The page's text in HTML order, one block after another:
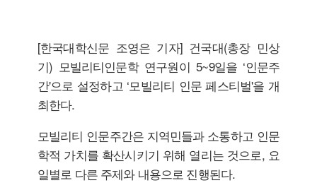
[한국대학신문 조영은 기자] 건국대(총장 민상
기) 모빌리티인문학 연구원이 5~9일을 ‘인문주
간'으로 설정하고 ‘모빌리티 인문 페스티벌'을 개
최한다.
모빌리티 인문주간은 지역민들과 소통하고 인문
학적 가치를 확산시키기 위해 열리는 것으로, 요
일별로 다른 주제와 내용으로 진행된다.